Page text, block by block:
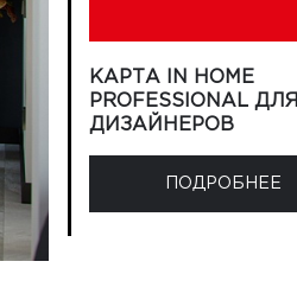
КАРТА IN HOME
PROFESSIONAL ДЛЯ
ДИЗАЙНЕРОВ
ПОДРОБНЕЕ